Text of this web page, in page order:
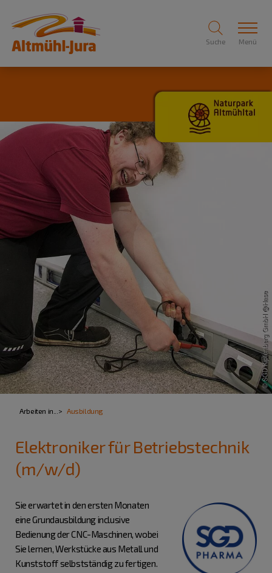
Suche Menü
Arbeiten in... Ausbildung
Elektroniker für Betriebstechnik
(m/w/d)
Sie erwartet in den ersten Monaten
eine Grundausbildung inclusive
Bedienung der CNC-Maschinen, wobei
Sie lernen, Werkstücke aus Metall und
Kunststoff selbstständig zu fertigen.